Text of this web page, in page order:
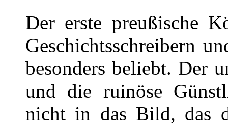
Der erste preußische
Geschichtsschreibern
besonders beliebt. Der
und die ruinöse
nicht in das Bild, das